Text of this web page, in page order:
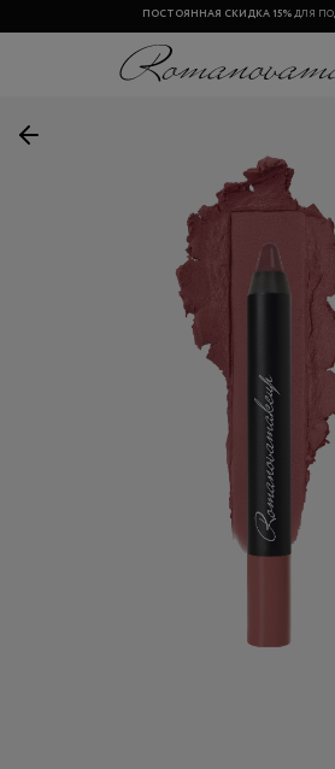
ПОСТОЯННАЯ СКИДКА 15%ДЛЯ
БЕСПЛАТНАЯ ДОСТАВКАОТ 3000 РУБ. ДО